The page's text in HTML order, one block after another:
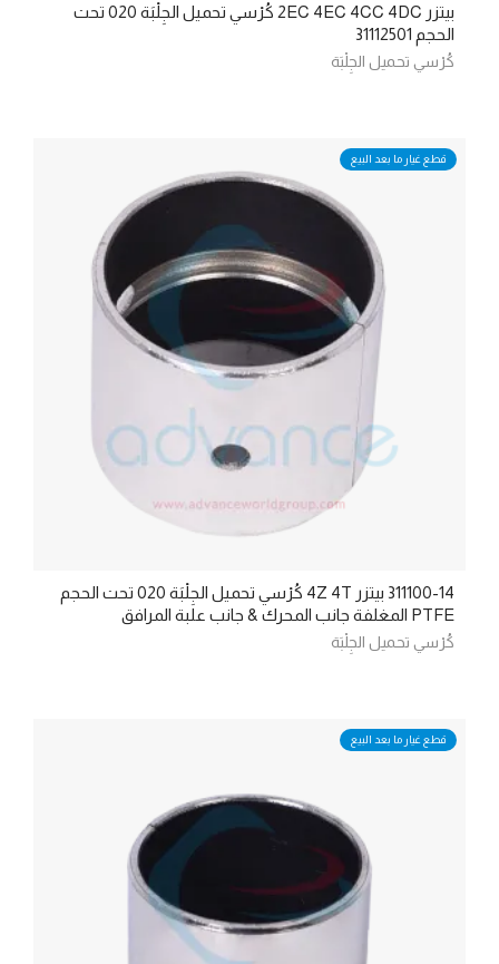
بيتزر 2EC 4EC 4CC 4DC كُرْسي تحميل الجِلْبَة 020 تحت
الحجم 31112501
كُرْسي تحميل الجِلْبَة
قطع غيار ما بعد البيع
311100-14 بيتزر 4Z 4T كُرْسي تحميل الجِلْبَة 020 تحت الحجم
PTFE المغلفة جانب المحرك & جانب علبة المرافق
كُرْسي تحميل الجِلْبَة
قطع غيار ما بعد البيع